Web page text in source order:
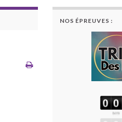
NOS ÉPREUVES :